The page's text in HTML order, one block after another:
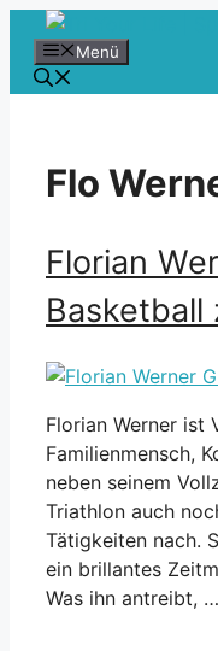
Zum
Inhalt
springen
Menü
Flo
Florian
Basketball
Florian Werner ist
Familienmensch,
neben seinem
Triathlon auch
Tätigkeiten nach.
ein brillantes
Was ihn antreibt, …